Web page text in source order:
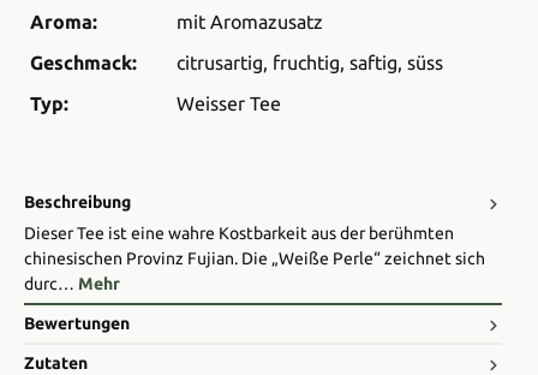
Aroma:
mit Aromazusatz
Geschmack:
citrusartig, fruchtig, saftig, süss
Typ:
Weisser Tee
Beschreibung
Dieser Tee ist eine wahre Kostbarkeit aus der berühmten
chinesischen Provinz Fujian. Die „Weiße Perle“ zeichnet sich
durc… Mehr
Bewertungen
Zutaten